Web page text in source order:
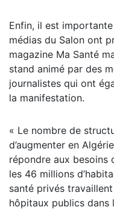
Enfin, il est
médias du Salon ont
magazine Ma Santé
stand animé par des
journalistes qui ont
la manifestation.
« Le nombre de
d’augmenter en
répondre aux besoins
les 46 millions
santé privés
hôpitaux publics dans